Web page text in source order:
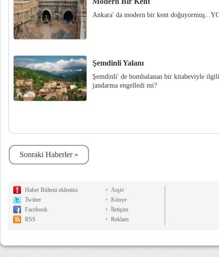
Ankara' da modern bir kent
Şemdinli Yalanı
Şemdinli' de bombalanan bir kitabeviyle ilgili
jandarma engelledi mi?
Sonraki Haberler »
Haber Bülteni eklentisi
Twitter
Facebook
RSS
Arşiv
Künye
İletişim
Reklam